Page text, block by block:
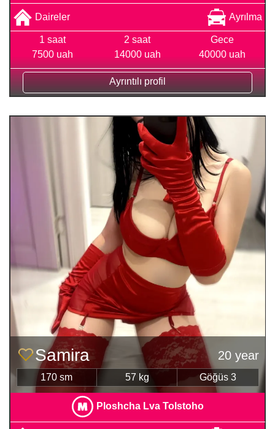
Daireler Ayrılma
1 saat
7500 uah
2 saat
14000 uah
Gece
40000 uah
Ayrıntılı profil
Samira 20 year
170 sm 57 kg Göğüs 3
Ploshcha Lva Tolstoho